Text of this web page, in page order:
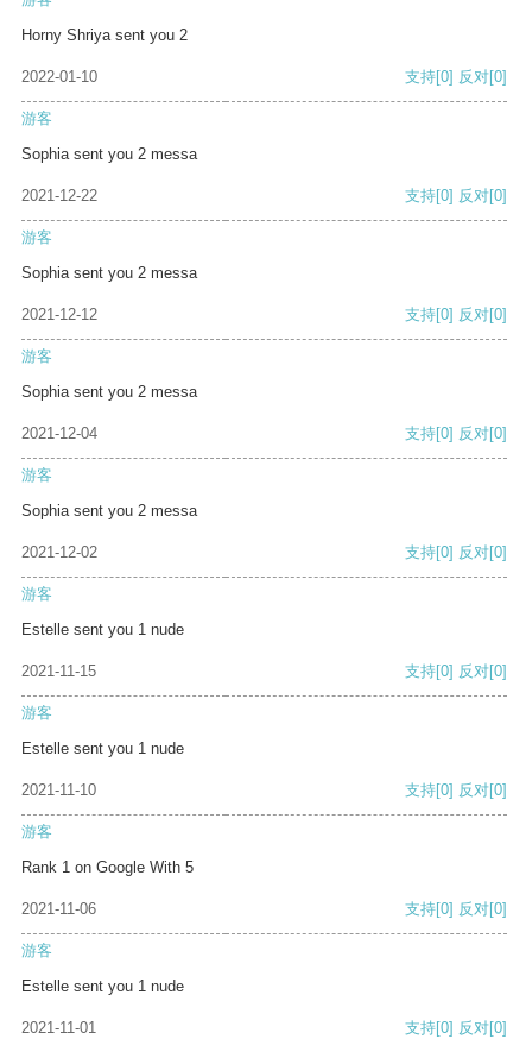
Horny Shriya sent you 2
2022-01-10 支持[0] 反对[0]
游客
Sophia sent you 2 messa
2021-12-22 支持[0] 反对[0]
游客
Sophia sent you 2 messa
2021-12-12 支持[0] 反对[0]
游客
Sophia sent you 2 messa
2021-12-04 支持[0] 反对[0]
游客
Sophia sent you 2 messa
2021-12-02 支持[0] 反对[0]
游客
Estelle sent you 1 nude
2021-11-15 支持[0] 反对[0]
游客
Estelle sent you 1 nude
2021-11-10 支持[0] 反对[0]
游客
Rank 1 on Google With 5
2021-11-06 支持[0] 反对[0]
游客
Estelle sent you 1 nude
2021-11-01 支持[0] 反对[0]